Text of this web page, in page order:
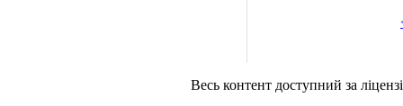
Весь контент доступний за ліцензією Creative